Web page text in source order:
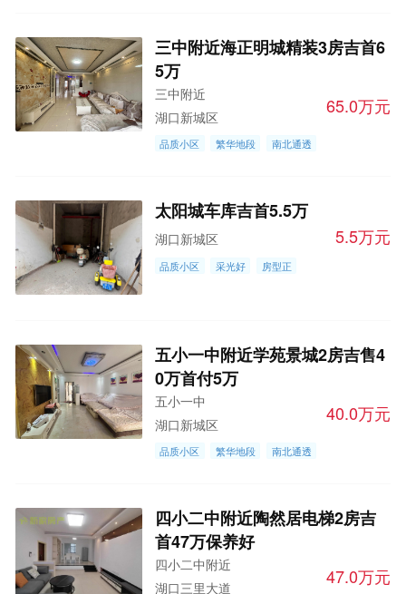
三中附近海正明城精装3房吉首6
5万
三中附近
湖口新城区
65.0万元
品质小区 繁华地段 南北通透
太阳城车库吉首5.5万
湖口新城区 5.5万元
品质小区 采光好 房型正
五小一中附近学苑景城2房吉售4
0万首付5万
五小一中
湖口新城区
40.0万元
品质小区 繁华地段 南北通透
四小二中附近陶然居电梯2房吉
首47万保养好
四小二中附近
湖口三里大道
47.0万元